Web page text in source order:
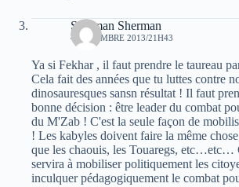
Sherman Sherman
4 DÉCEMBRE 2013/21H43
Ya si Fekhar , il faut prendre le taureau
Cela fait des années que tu luttes contre
dinosauresques sansn résultat ! Il faut
bonne décision : être leader du combat
du M'Zab ! C'est la seule façon de
! Les kabyles doivent faire la même
que les chaouis, les Touaregs, etc…etc…
servira à mobiliser politiquement les
inculquer pédagogiquement le combat